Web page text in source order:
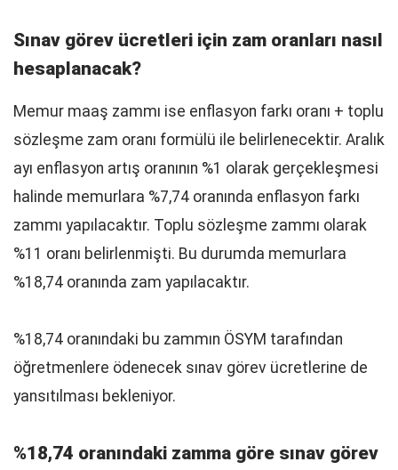
Sınav görev ücretleri için zam oranları nasıl
hesaplanacak?
Memur maaş zammı ise enflasyon farkı oranı + toplu
sözleşme zam oranı formülü ile belirlenecektir. Aralık
ayı enflasyon artış oranının %1 olarak gerçekleşmesi
halinde memurlara %7,74 oranında enflasyon farkı
zammı yapılacaktır. Toplu sözleşme zammı olarak
%11 oranı belirlenmişti. Bu durumda memurlara
%18,74 oranında zam yapılacaktır.
%18,74 oranındaki bu zammın ÖSYM tarafından
öğretmenlere ödenecek sınav görev ücretlerine de
yansıtılması bekleniyor.
%18,74 oranındaki zamma göre sınav görev